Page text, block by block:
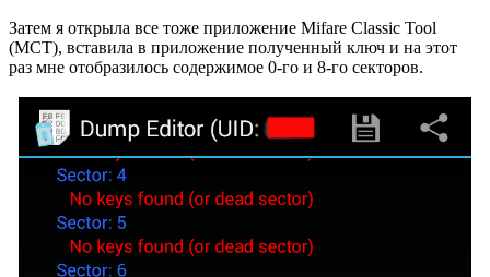
Затем я открыла все тоже приложение Mifare Classic Tool
(MCT), вставила в приложение полученный ключ и на этот
раз мне отобразилось содержимое 0-го и 8-го секторов.